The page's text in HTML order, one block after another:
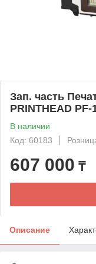
Зап. часть
PRINTHEAD PF-
В наличии
Код: 60183
607 000 ₸
Описание